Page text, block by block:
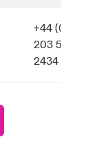
+44 (0)
203 514
2434